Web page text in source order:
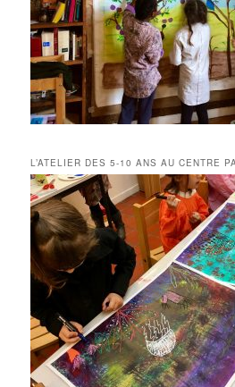
L’ATELIER DES 5-10 ANS AU CENTRE